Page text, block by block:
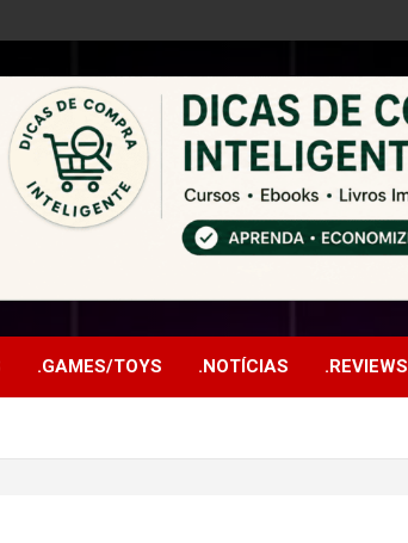
.GAMES/TOYS .NOTÍCIAS .REVIEWS